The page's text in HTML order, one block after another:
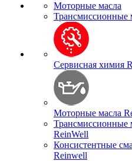
Моторные масла
Трансмиссионные
Сервисная химия
Моторные масла
Трансмиссионные
ReinWell
Консистентные
Reinwell